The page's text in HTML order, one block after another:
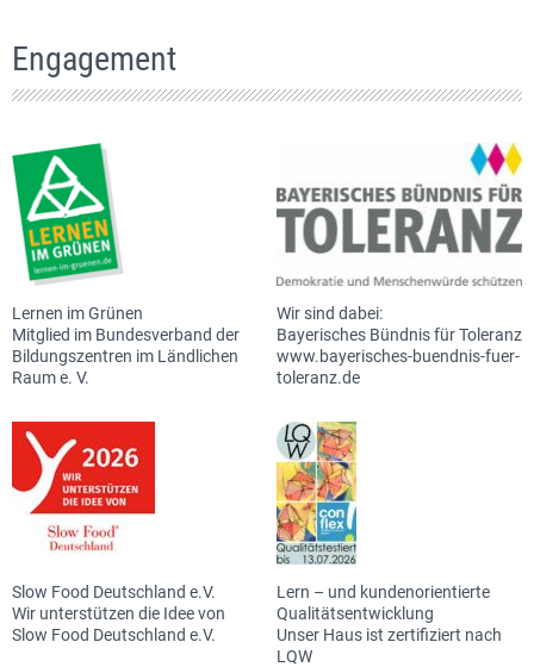
Engagement
Lernen im Grünen
Mitglied im Bundesverband der
Bildungszentren im Ländlichen
Raum e. V.
Wir sind dabei:
Bayerisches Bündnis für Toleranz
www.bayerisches-buendnis-fuer-
toleranz.de
Slow Food Deutschland e.V.
Wir unterstützen die Idee von
Slow Food Deutschland e.V.
Lern – und kundenorientierte
Qualitätsentwicklung
Unser Haus ist zertifiziert nach
LQW